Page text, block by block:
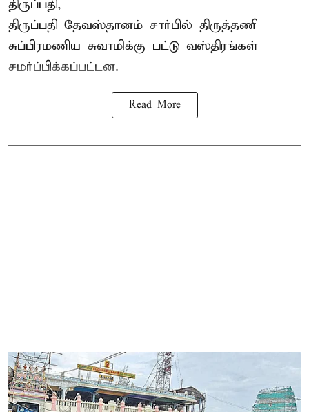
திருப்பதி,
திருப்பதி தேவஸ்தானம் சார்பில் திருத்தணி
சுப்பிரமணிய சுவாமிக்கு பட்டு வஸ்திரங்கள்
சமர்ப்பிக்கப்பட்டன.
Read More